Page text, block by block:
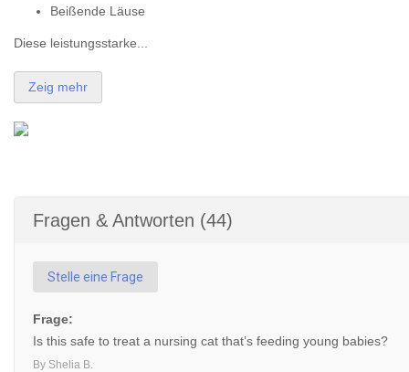
Beißende Läuse
Diese leistungsstarke...
Zeig mehr
Fragen & Antworten (44)
Stelle eine Frage
Frage:
Is this safe to treat a nursing cat that’s feeding young babies?
By Shelia B.